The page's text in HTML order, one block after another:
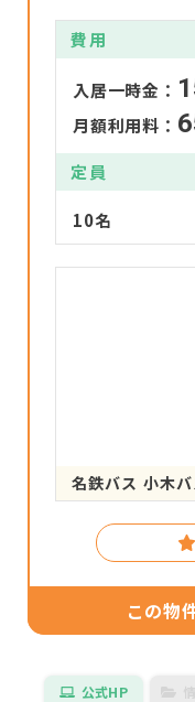
費用
入居一時金：
月額利用料：
定員
10名
名鉄バス 小木
この物
公式HP